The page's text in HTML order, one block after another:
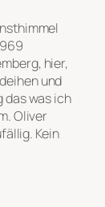
hier,
und
das was ich
Oliver
Kein